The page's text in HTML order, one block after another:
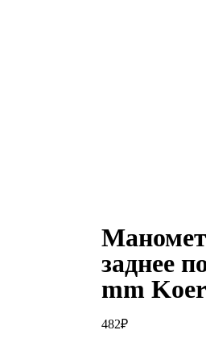
заднее
mm Koer
482₽